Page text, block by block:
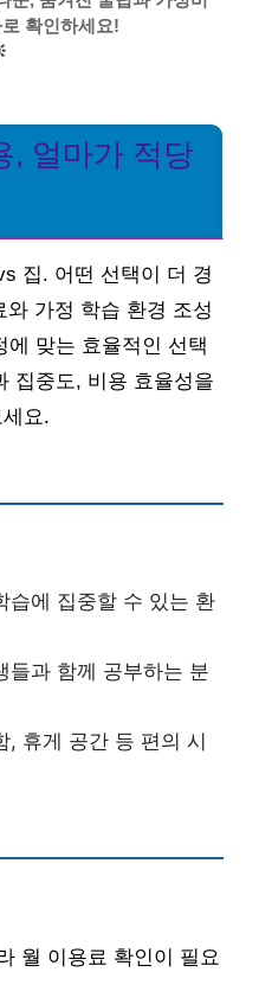
확인하세요!
, 얼마가 적당
집. 어떤 선택이 더 경
가정 학습 환경 조성
에 맞는 효율적인 선택
집중도, 비용 효율성을
요.
습에 집중할 수 있는 환
들과 함께 공부하는 분
, 휴게 공간 등 편의 시
월 이용료 확인이 필요